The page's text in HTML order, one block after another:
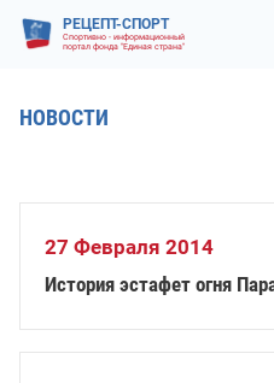
РЕЦЕПТ-СПОРТ
Спортивно - информационный
портал фонда "Единая страна"
НОВОСТИ
27 Февраля 2014
История эстафет огня